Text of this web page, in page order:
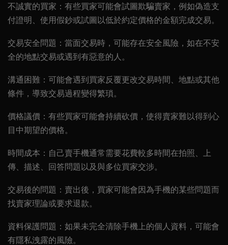
不誠實的買家 ：有些買家可能會試圖欺騙賣家，例如偽造支
付證明、使用假鈔或試圖以低於約定價格的金額完成交易。
交易安全問題 ：當面交易時，可能存在安全風險，如在不安
全的地點交易或遇到有惡意的人。
溝通困難 ：可能會遇到買家反覆更改交易時間、地點或其他
條件，導致交易過程變得繁瑣。
價格議價 ：有些買家可能會持續砍價，使得賣家難以得到心
目中期望的價格。
時間成本 ：自己賣手機通常需要花費較多時間在拍照、上
傳、描述、回答問題以及與多位買家交涉。
交易後的問題 ：賣出後，買家可能會因為手機的某些問題而
找賣家理論或要求退款。
資料保護問題 ：如果未完全清除手機上的個人資料，可能會
有隱私洩露的風險。